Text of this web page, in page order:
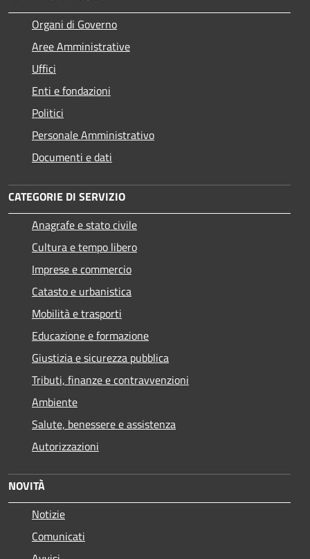
Organi di Governo
Aree Amministrative
Uffici
Enti e fondazioni
Politici
Personale Amministrativo
Documenti e dati
CATEGORIE DI SERVIZIO
Anagrafe e stato civile
Cultura e tempo libero
Imprese e commercio
Catasto e urbanistica
Mobilità e trasporti
Educazione e formazione
Giustizia e sicurezza pubblica
Tributi, finanze e contravvenzioni
Ambiente
Salute, benessere e assistenza
Autorizzazioni
NOVITÀ
Notizie
Comunicati